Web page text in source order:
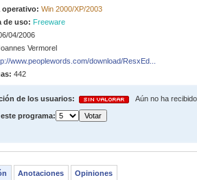
operativo: Win 2000/XP/2003
de uso: Freeware
04/2006
Vermorel
www.peoplewords.com/download/ResxEd...
442
de los usuarios: Aún no ha
este programa:
Anotaciones Opiniones